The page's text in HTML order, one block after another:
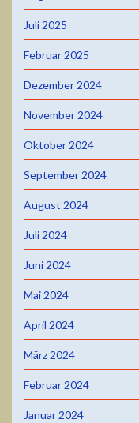
Juli 2025
Februar 2025
Dezember 2024
November 2024
Oktober 2024
September 2024
August 2024
Juli 2024
Juni 2024
Mai 2024
April 2024
März 2024
Februar 2024
Januar 2024